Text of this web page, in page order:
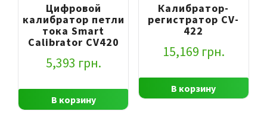
Цифровой
калибратор петли
тока Smart
Calibrator CV420
5,393 грн.
В корзину
Калибратор-
регистратор CV-
422
15,169 грн.
В корзину